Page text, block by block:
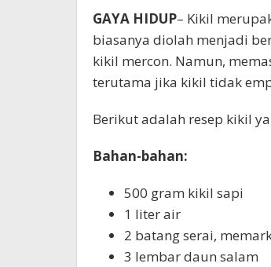
GAYA HIDUP– Kikil
biasanya diolah menjadi
kikil mercon. Namun,
terutama jika kikil tidak
Berikut adalah resep kikil
Bahan-bahan:
500 gram kikil sapi
1 liter air
2 batang serai,
3 lembar daun salam